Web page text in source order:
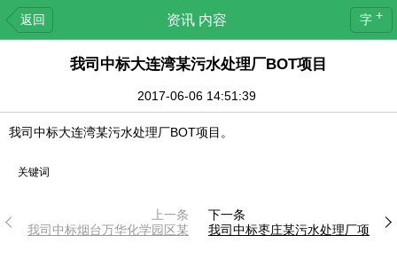
返回 资讯 内容 字 +
我司中标大连湾某污水处理厂BOT项目
2017-06-06 14:51:39
我司中标大连湾某污水处理厂BOT项目。
关键词
上一条
我司中标烟台万华化学园区某
下一条
我司中标枣庄某污水处理厂项